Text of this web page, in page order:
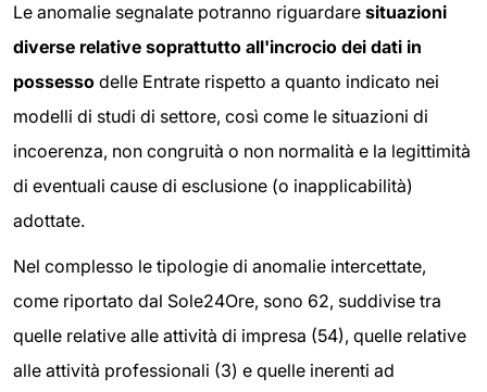
Le anomalie segnalate potranno riguardare situazioni
diverse relative soprattutto all'incrocio dei dati in
possesso delle Entrate rispetto a quanto indicato nei
modelli di studi di settore, così come le situazioni di
incoerenza, non congruità o non normalità e la legittimità
di eventuali cause di esclusione (o inapplicabilità)
adottate.
Nel complesso le tipologie di anomalie intercettate,
come riportato dal Sole24Ore, sono 62, suddivise tra
quelle relative alle attività di impresa (54), quelle relative
alle attività professionali (3) e quelle inerenti ad